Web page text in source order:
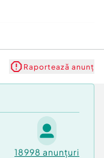
Raportează anunț
18998 anunțuri